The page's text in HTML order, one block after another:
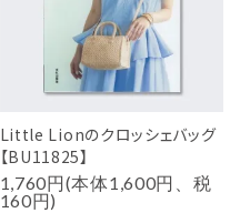
Little Lionのクロッシェバッグ
【BU11825】
1,760円(本体1,600円、税
160円)